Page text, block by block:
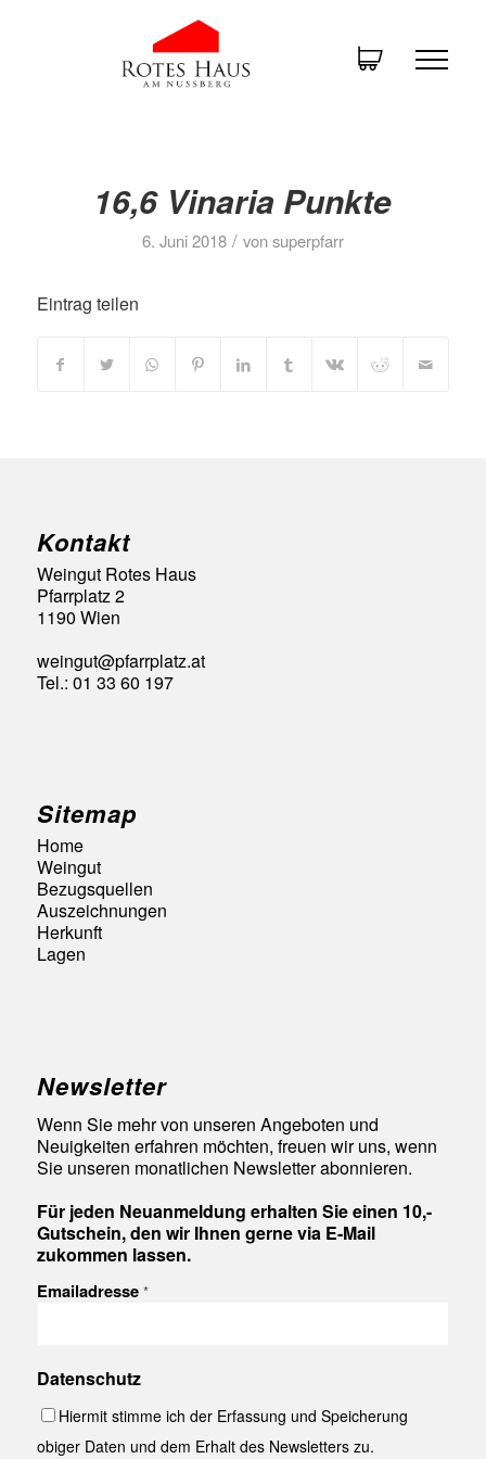
16,6 Vinaria Punkte
6. Juni 2018 / vonsuperpfarr
Eintrag teilen
Kontakt
Weingut Rotes Haus
Pfarrplatz 2
1190 Wien
weingut@pfarrplatz.at
Tel.: 01 33 60 197
Sitemap
Home
Weingut
Bezugsquellen
Auszeichnungen
Herkunft
Lagen
Newsletter
Wenn Sie mehr von unseren Angeboten und
Neuigkeiten erfahren möchten, freuen wir uns, wenn
Sie unseren monatlichen Newsletter abonnieren.
Für jeden Neuanmeldung erhalten Sie einen 10,-
Gutschein, den wir Ihnen gerne via E-Mail
zukommen lassen.
Emailadresse *
Datenschutz
Hiermit stimme ich der Erfassung und Speicherung
obiger Daten und dem Erhalt des Newsletters zu.